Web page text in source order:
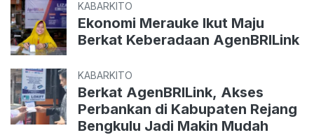
KABARKITO
Ekonomi Merauke Ikut Maju
Berkat Keberadaan AgenBRILink
KABARKITO
Berkat AgenBRILink, Akses
Perbankan di Kabupaten Rejang
Bengkulu Jadi Makin Mudah